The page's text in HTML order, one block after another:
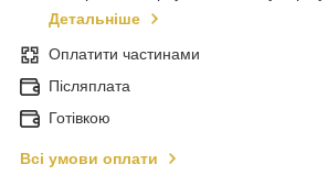
Детальніше
Оплатити частинами
Післяплата
Готівкою
Всі умови оплати